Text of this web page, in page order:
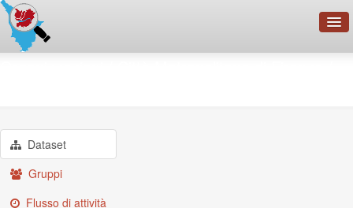
Dataset
Gruppi
Flusso di attività